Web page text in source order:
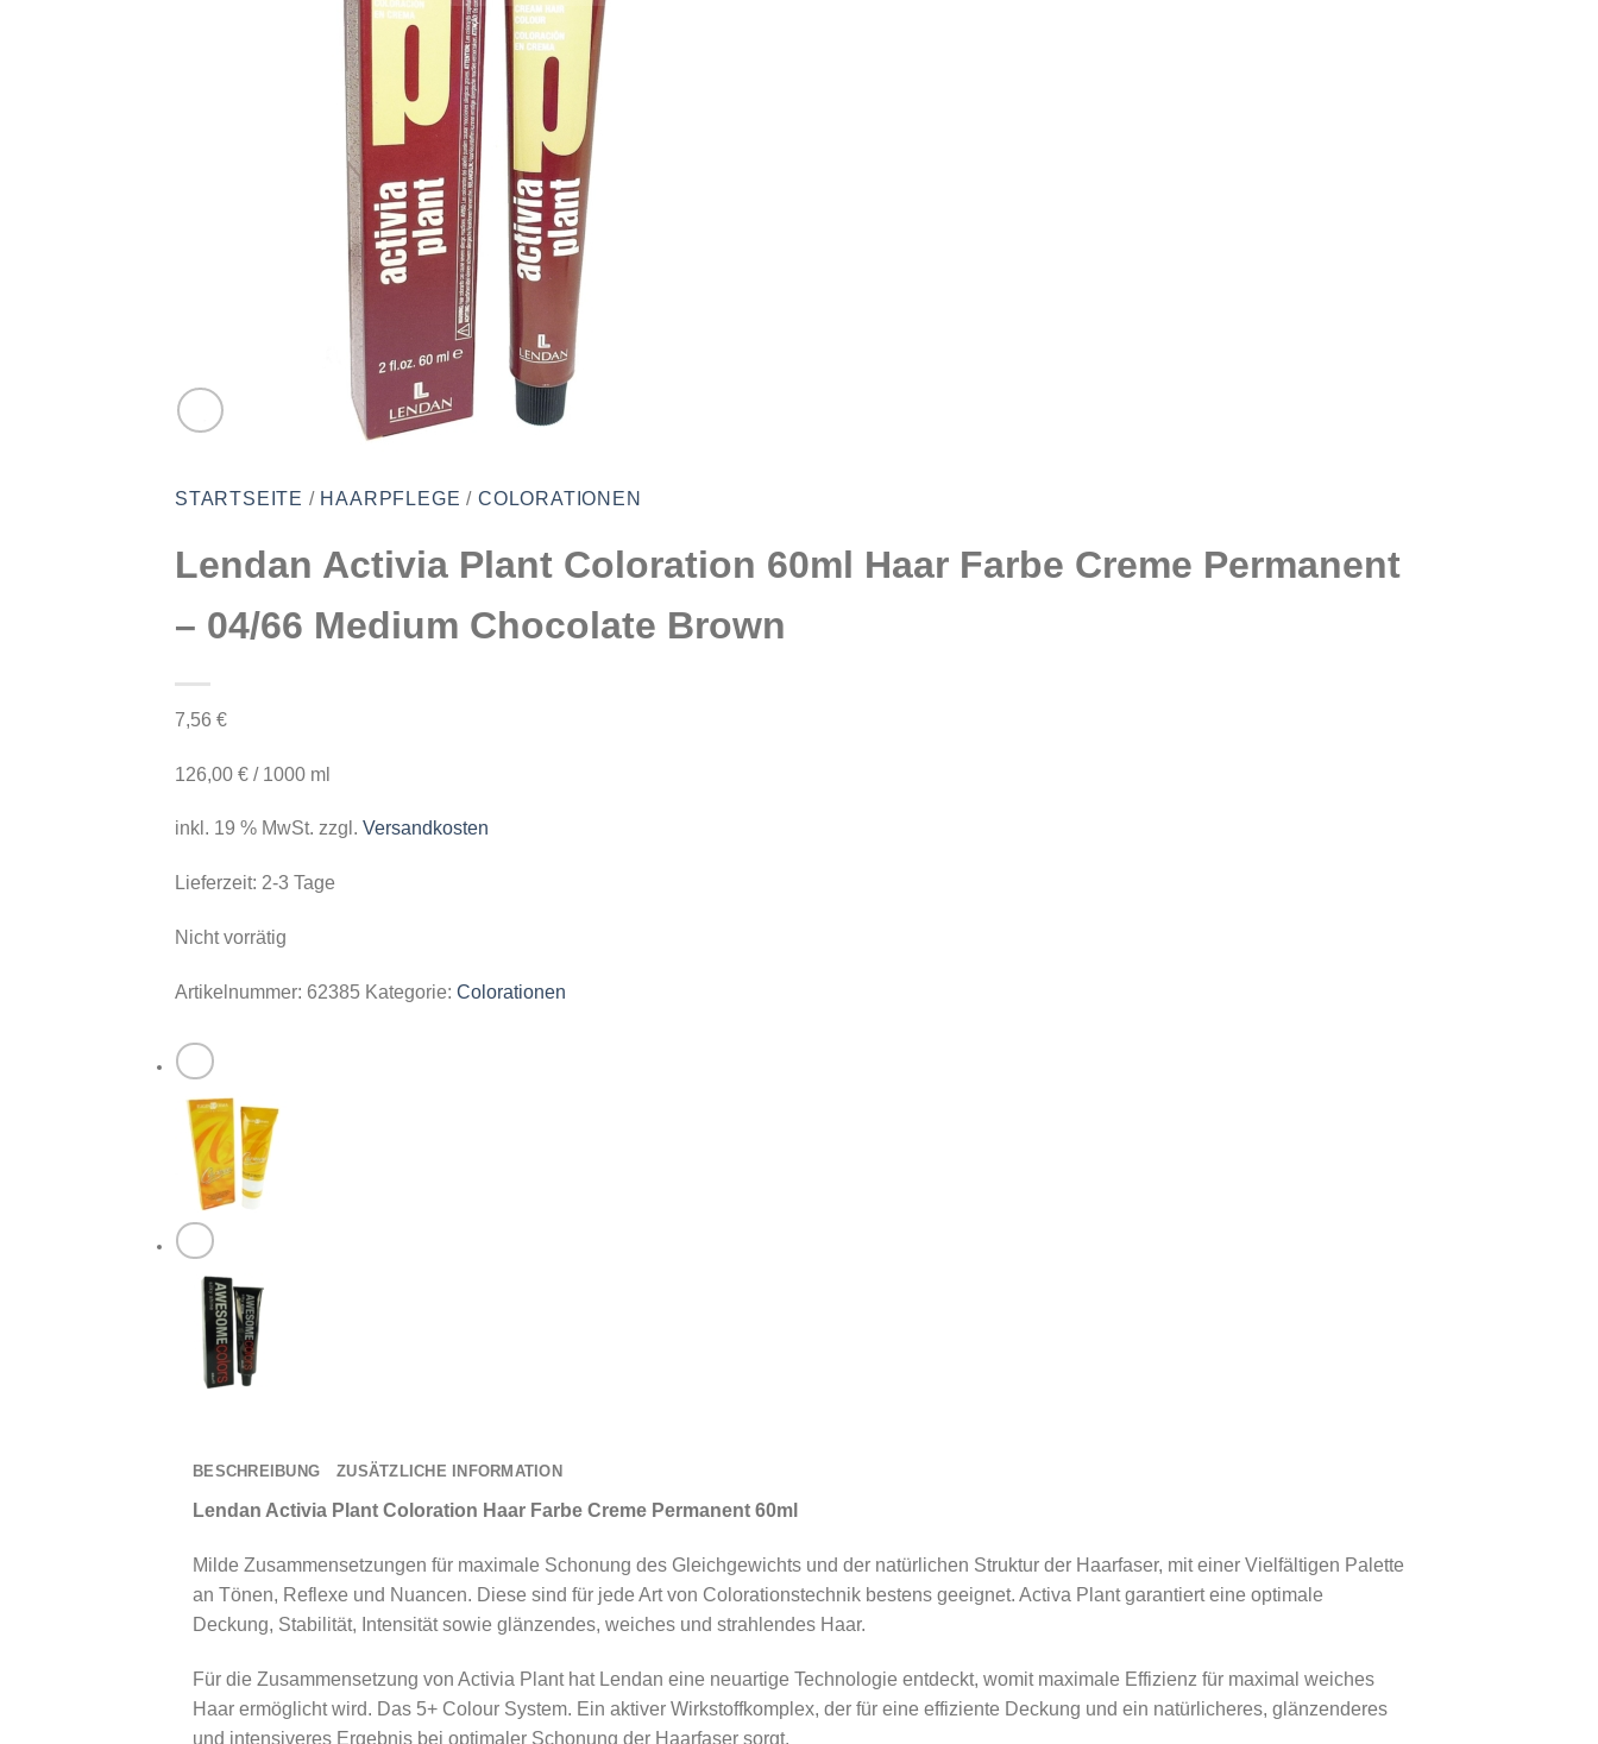
STARTSEITE / HAARPFLEGE / COLORATIONEN
Lendan Activia Plant Coloration 60ml Haar Farbe Creme Permanent
– 04/66 Medium Chocolate Brown
7,56 €
126,00 € / 1000 ml
inkl. 19 % MwSt. zzgl. Versandkosten
Lieferzeit: 2-3 Tage
Nicht vorrätig
Artikelnummer: 62385 Kategorie: Colorationen
BESCHREIBUNG ZUSÄTZLICHE INFORMATION
Lendan Activia Plant Coloration Haar Farbe Creme Permanent 60ml
Milde Zusammensetzungen für maximale Schonung des Gleichgewichts und der natürlichen Struktur der Haarfaser, mit einer Vielfältigen Palette
an Tönen, Reflexe und Nuancen. Diese sind für jede Art von Colorationstechnik bestens geeignet. Activa Plant garantiert eine optimale
Deckung, Stabilität, Intensität sowie glänzendes, weiches und strahlendes Haar.
Für die Zusammensetzung von Activia Plant hat Lendan eine neuartige Technologie entdeckt, womit maximale Effizienz für maximal weiches
Haar ermöglicht wird. Das 5+ Colour System. Ein aktiver Wirkstoffkomplex, der für eine effiziente Deckung und ein natürlicheres, glänzenderes
und intensiveres Ergebnis bei optimaler Schonung der Haarfaser sorgt.